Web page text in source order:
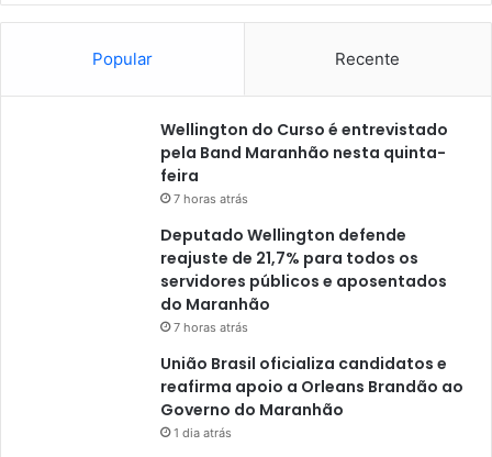
Popular Recente
Wellington do Curso é entrevistado
pela Band Maranhão nesta quinta-
feira
7 horas atrás
Deputado Wellington defende
reajuste de 21,7% para todos os
servidores públicos e aposentados
do Maranhão
7 horas atrás
União Brasil oficializa candidatos e
reafirma apoio a Orleans Brandão ao
Governo do Maranhão
1 dia atrás